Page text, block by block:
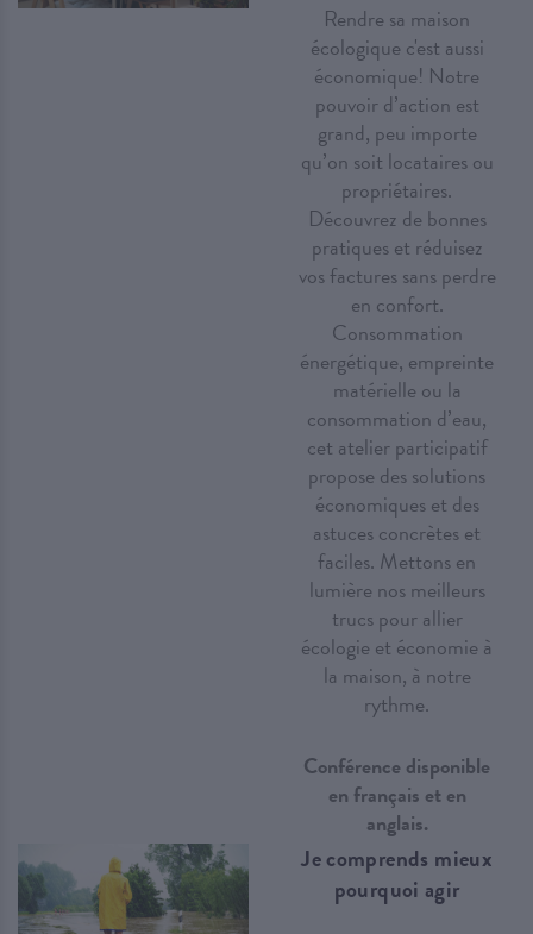
Rendre sa maison
écologique c'est aussi
économique! Notre
pouvoir d’action est
grand, peu importe
qu’on soit locataires ou
propriétaires.
Découvrez de bonnes
pratiques et réduisez
vos factures sans perdre
en confort.
Consommation
énergétique, empreinte
matérielle ou la
consommation d’eau,
cet atelier participatif
propose des solutions
économiques et des
astuces concrètes et
faciles. Mettons en
lumière nos meilleurs
trucs pour allier
écologie et économie à
la maison, à notre
rythme.
Conférence disponible
en français et en
anglais.
Je comprends mieux
pourquoi agir